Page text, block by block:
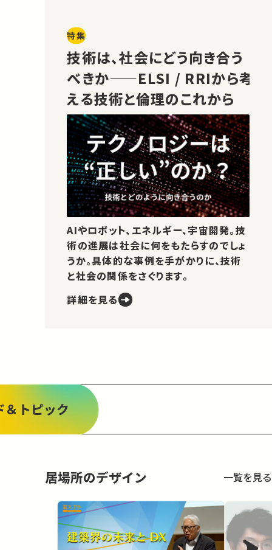
特集
技術は、社会にどう向き合う
べきか——ELSI / RRIから考
える技術と倫理のこれから
AIやロボット、エネルギー、宇宙開発。技
術の進展は社会に何をもたらすのでしょ
うか。具体的な事例を手がかりに、技術
と社会の関係をさぐります。
詳細を見る
＆トピック
居場所のデザイン 一覧を見る